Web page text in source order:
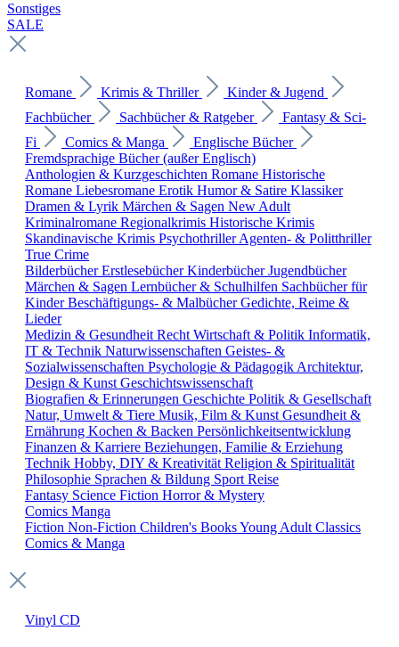
Sonstiges
SALE
Romane Krimis & Thriller
Kinder & Jugend
Fachbücher
Sachbücher & Ratgeber
Fantasy & Sci-
Fi
Comics & Manga
Englische Bücher
Fremdsprachige Bücher (außer Englisch)
Anthologien & Kurzgeschichten Romane Historische
Romane Liebesromane Erotik Humor & Satire Klassiker
Dramen & Lyrik Märchen & Sagen New Adult
Kriminalromane Regionalkrimis Historische Krimis
Skandinavische Krimis PsychothrillerAgenten- & Politthriller
True Crime
BilderbücherErstlesebücherKinderbücherJugendbücher
Märchen & Sagen Lernbücher & Schulhilfen Sachbücher für
KinderBeschäftigungs- & MalbücherGedichte, Reime &
Lieder
Medizin & Gesundheit Recht Wirtschaft & Politik Informatik,
IT & Technik Naturwissenschaften Geistes- &
Sozialwissenschaften Psychologie & Pädagogik Architektur,
Design & Kunst Geschichtswissenschaft
Biografien & Erinnerungen Geschichte Politik & Gesellschaft
Natur, Umwelt & Tiere Musik, Film & Kunst Gesundheit &
Ernährung Kochen & Backen Persönlichkeitsentwicklung
Finanzen & Karriere Beziehungen, Familie & Erziehung
Technik Hobby, DIY & Kreativität Religion & Spiritualität
Philosophie Sprachen & Bildung Sport Reise
Fantasy Science Fiction Horror & Mystery
Comics Manga
Fiction Non-Fiction Children's BooksYoung Adult Classics
Comics & Manga
Vinyl CD